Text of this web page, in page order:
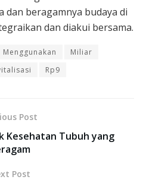
dan beragamnya budaya di
dan diakui bersama.
Menggunakan
Miliar
Rp9
Post
Kesehatan Tubuh yang
Post